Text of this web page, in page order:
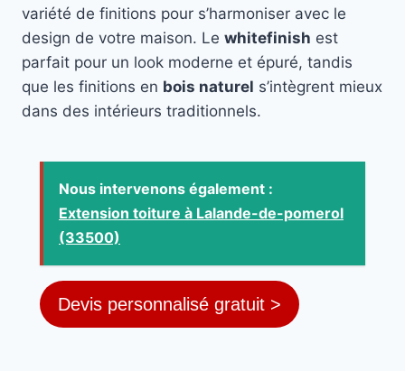
variété de finitions pour s’harmoniser avec le
design de votre maison. Le whitefinish est
parfait pour un look moderne et épuré, tandis
que les finitions en bois naturel s’intègrent mieux
dans des intérieurs traditionnels.
Nous intervenons également :
Extension toiture à Lalande-de-pomerol
(33500)
Devis personnalisé gratuit >